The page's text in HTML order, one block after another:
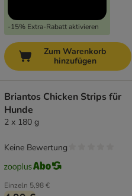
-15% Extra-Rabatt aktivieren
Zum Warenkorb
hinzufügen
Briantos Chicken Strips für
Hunde
2 x 180 g
Einzeln 5,98 €
Keine Bewertung